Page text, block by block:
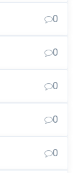
0
0
0
0
0